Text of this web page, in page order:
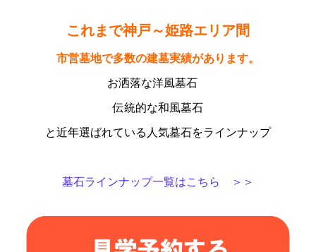
これまで神戸～姫路エリア間
市営墓地で多数の建墓実績があります。
お洒落な洋風墓石
伝統的な和風墓石
と近年選ばれている人気墓石をラインナップ
墓石ラインナップ一覧はこちら ＞＞